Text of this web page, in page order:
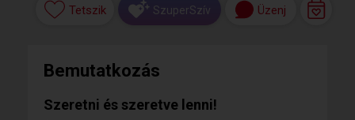
Tetszik SzuperSzív Üzenj
Bemutatkozás
Szeretni és szeretve lenni!